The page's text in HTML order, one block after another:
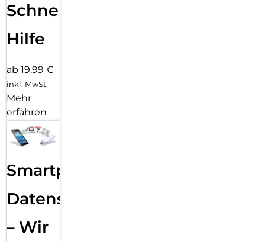
Schnelle
Hilfe
ab 19,99 €
inkl. MwSt.
Mehr
erfahren
Smartphone
Datensicherung
– Wir